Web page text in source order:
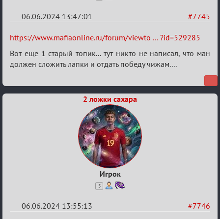
#7745
06.06.2024 13:47:01
Re:
Кубок
Вендетты
https://www.mafiaonline.ru/forum/viewto … ?id=529285
Вот еще 1 старый топик... тут никто не написал, что ман
должен сложить лапки и отдать победу чижам....
2 ложки сахара
Игрок
5
#7746
06.06.2024 13:55:13